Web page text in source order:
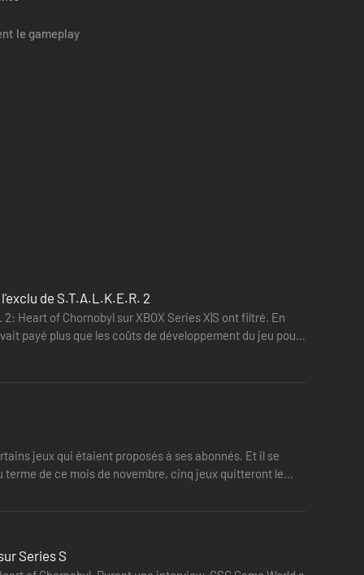
le gameplay
qui s'y trouvent attirent de nombreuses personnes,
qui se cache au cœur de Tchornobyl.
variés à l'intense atmosphère post-
de S.T.A.L.K.E.R. 2
Heart of Chornobyl sur XBOX Series X|S ont filtré. En
payé plus que les coûts de développement du jeu pour
jeux qui étaient proposés à ses abonnés. Et il se
de ce mois de novembre, cinq jeux quitteront le
Series S